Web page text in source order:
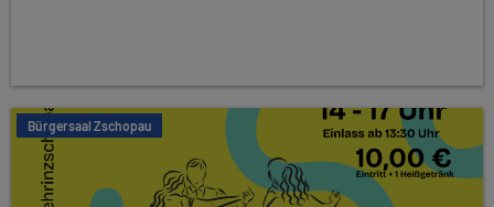
Bürgersaal Zschopau